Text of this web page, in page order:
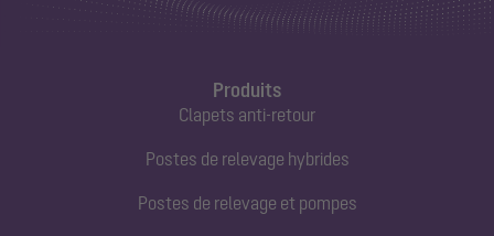
Produits
Clapets anti-retour
Postes de relevage hybrides
Postes de relevage et pompes